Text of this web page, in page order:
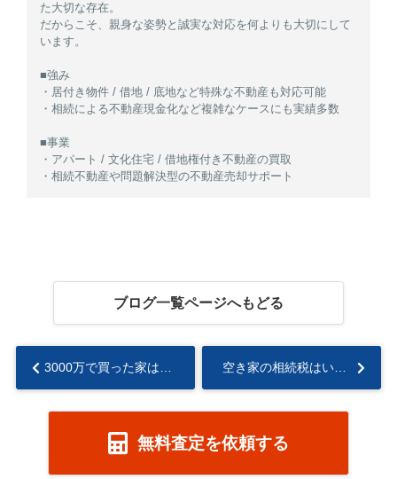
た大切な存在。
だからこそ、親身な姿勢と誠実な対応を何よりも大切にして
います。
■強み
・居付き物件 / 借地 / 底地など特殊な不動産も対応可能
・相続による不動産現金化など複雑なケースにも実績多数
■事業
・アパート / 文化住宅 / 借地権付き不動産の買取
・相続不動産や問題解決型の不動産売却サポート
ブログ一覧ページへもどる
3000万で買った家はいくらで売れる？売却相場についても解説... 空き家の相続税はいくらかかる？節税特例と計算方法も解説...
無料査定を依頼する